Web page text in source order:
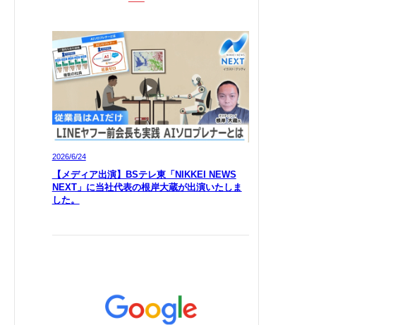
2026/6/24
【メディア出演】BSテレ東「NIKKEI NEWS
NEXT」に当社代表の根岸大蔵が出演いたしま
した。